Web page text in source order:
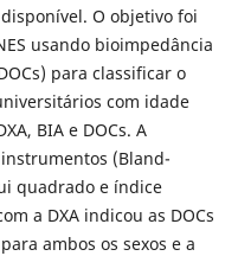
O objetivo foi
usando bioimpedância
para classificar o
com idade
BIA e DOCs. A
(Bland-
quadrado e índice
a DXA indicou as DOCs
ambos os sexos e a